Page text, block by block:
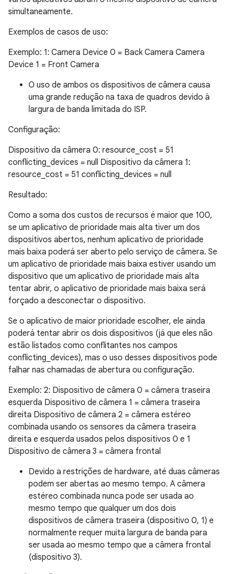
simultaneamente.
Exemplos de casos de uso:
Exemplo: 1: Camera Device 0 = Back Camera Camera
Device 1 = Front Camera
O uso de ambos os dispositivos de câmera causa
uma grande redução na taxa de quadros devido à
largura de banda limitada do ISP.
Configuração:
Dispositivo da câmera 0: resource_cost = 51
conflicting_devices = null Dispositivo da câmera 1:
resource_cost = 51 conflicting_devices = null
Resultado:
Como a soma dos custos de recursos é maior que 100,
se um aplicativo de prioridade mais alta tiver um dos
dispositivos abertos, nenhum aplicativo de prioridade
mais baixa poderá ser aberto pelo serviço de câmera. Se
um aplicativo de prioridade mais baixa estiver usando um
dispositivo que um aplicativo de prioridade mais alta
tentar abrir, o aplicativo de prioridade mais baixa será
forçado a desconectar o dispositivo.
Se o aplicativo de maior prioridade escolher, ele ainda
poderá tentar abrir os dois dispositivos (já que eles não
estão listados como conflitantes nos campos
conflicting_devices), mas o uso desses dispositivos pode
falhar nas chamadas de abertura ou configuração.
Exemplo: 2: Dispositivo de câmera 0 = câmera traseira
esquerda Dispositivo de câmera 1 = câmera traseira
direita Dispositivo de câmera 2 = câmera estéreo
combinada usando os sensores da câmera traseira
direita e esquerda usados pelos dispositivos 0 e 1
Dispositivo de câmera 3 = câmera frontal
Devido a restrições de hardware, até duas câmeras
podem ser abertas ao mesmo tempo. A câmera
estéreo combinada nunca pode ser usada ao
mesmo tempo que qualquer um dos dois
dispositivos de câmera traseira (dispositivo 0, 1) e
normalmente requer muita largura de banda para
ser usada ao mesmo tempo que a câmera frontal
(dispositivo 3).